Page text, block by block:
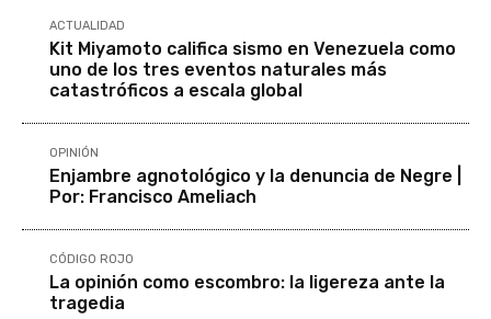
ACTUALIDAD
Kit Miyamoto califica sismo en Venezuela como
uno de los tres eventos naturales más
catastróficos a escala global
OPINIÓN
Enjambre agnotológico y la denuncia de Negre |
Por: Francisco Ameliach
CÓDIGO ROJO
La opinión como escombro: la ligereza ante la
tragedia